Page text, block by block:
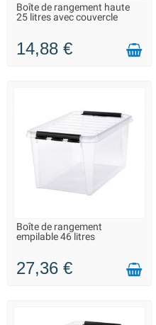
EN STOCK DANS 15 JOURS -
VOUS POUVEZ COMMANDER
Boîte de rangement haute
25 litres avec couvercle
14,88 €
EN STOCK DANS 10 JOURS -
VOUS POUVEZ COMMANDER
Boîte de rangement
empilable 46 litres
27,36 €